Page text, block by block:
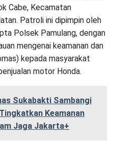
Cabe, Kecamatan
Patroli ini dipimpin oleh
Polsek Pamulang, dengan
mengenai keamanan dan
kepada masyarakat
motor Honda.
Sukabakti Sambangi
Keamanan
Jaga Jakarta+